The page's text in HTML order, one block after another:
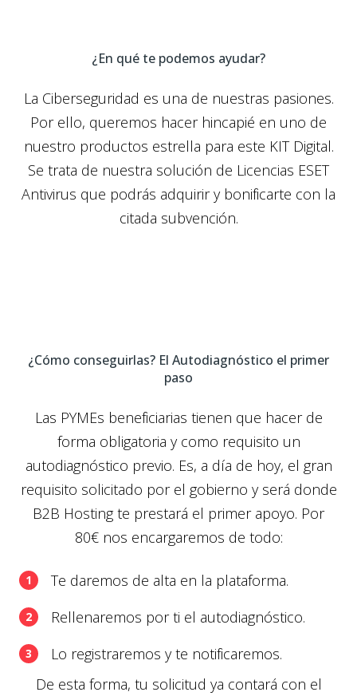
¿En qué te podemos ayudar?
La Ciberseguridad es una de nuestras pasiones.
Por ello, queremos hacer hincapié en uno de
nuestro productos estrella para este KIT Digital.
Se trata de nuestra solución de Licencias ESET
Antivirus que podrás adquirir y bonificarte con la
citada subvención.
¿Cómo conseguirlas? El Autodiagnóstico el primer
paso
Las PYMEs beneficiarias tienen que hacer de
forma obligatoria y como requisito un
autodiagnóstico previo. Es, a día de hoy, el gran
requisito solicitado por el gobierno y será donde
B2B Hosting te prestará el primer apoyo. Por
80€ nos encargaremos de todo:
Te daremos de alta en la plataforma.
Rellenaremos por ti el autodiagnóstico.
Lo registraremos y te notificaremos.
De esta forma, tu solicitud ya contará con el